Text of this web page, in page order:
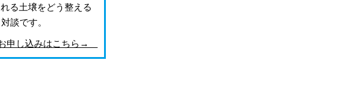
る土壌をどう整える
談です。
申し込みはこちら→